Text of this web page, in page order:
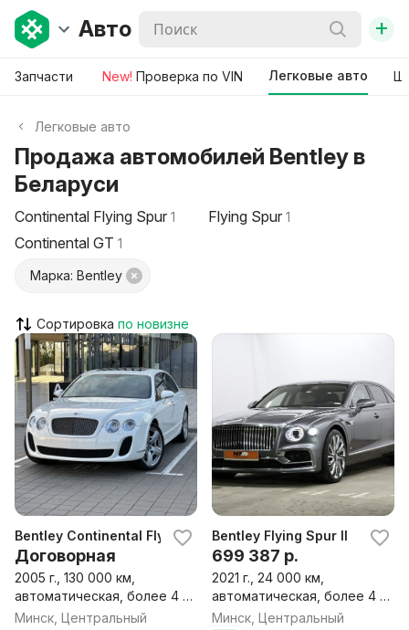
Авто +
Запчасти New! Проверка по VIN Легковые авто
Легковые авто
Продажа автомобилей Bentley в
Беларуси
Continental Flying Spur 1
Continental GT 1
Flying Spur 1
Марка: Bentley
Сортировка
Bentley Continental Flying Spur Continental Flying Spur
Договорная
2005 г., 130 000 км,
автоматическая, более 4 л,
бензин, седан
Минск, Центральный
Bentley Flying Spur II
699 387 р.
2021 г., 24 000 км,
автоматическая, более 4 л,
бензин, седан
Минск, Центральный